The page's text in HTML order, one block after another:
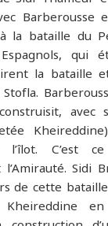
Barberousse
la bataille du
qui
la bataille
avec
l’îlot. C’est
Sidi
de cette